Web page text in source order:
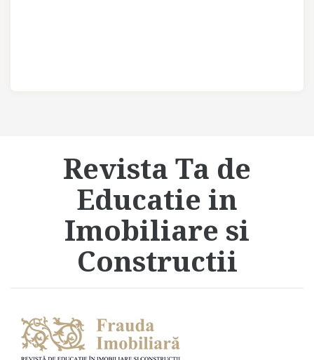
Revista Ta de
Educatie in
Imobiliare si
Constructii